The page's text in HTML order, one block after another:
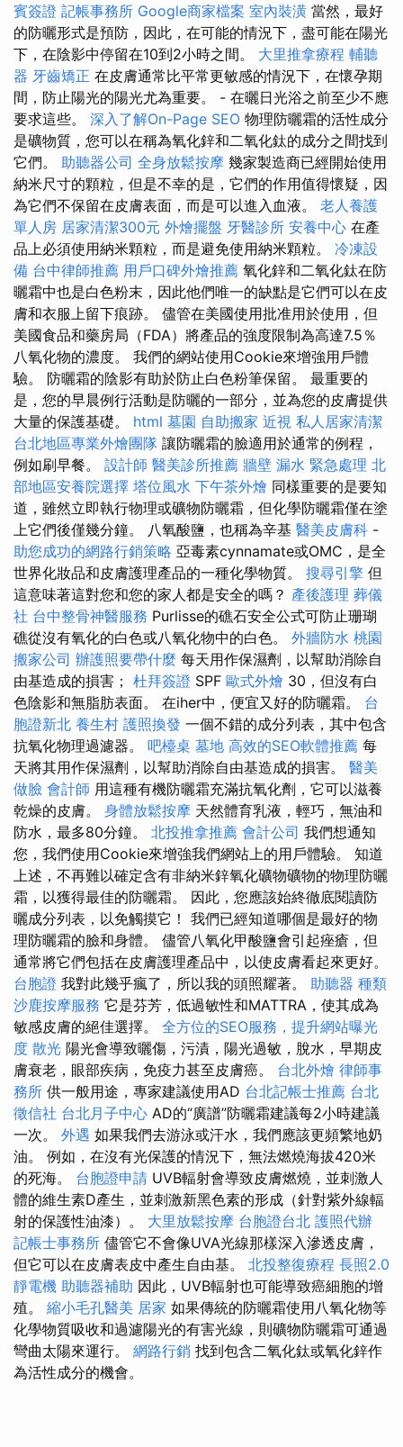
賓簽證 記帳事務所 Google商家檔案 室內裝潢 當然，最好
的防曬形式是預防，因此，在可能的情況下，盡可能在陽光
下，在陰影中停留在10到2小時之間。 大里推拿療程 輔聽
器 牙齒矯正 在皮膚通常比平常更敏感的情況下，在懷孕期
間，防止陽光的陽光尤為重要。 - 在曬日光浴之前至少不應
要求這些。 深入了解On-Page SEO 物理防曬霜的活性成分
是礦物質，您可以在稱為氧化鋅和二氧化鈦的成分之間找到
它們。 助聽器公司 全身放鬆按摩 幾家製造商已經開始使用
納米尺寸的顆粒，但是不幸的是，它們的作用值得懷疑，因
為它們不保留在皮膚表面，而是可以進入血液。 老人養護
單人房 居家清潔300元 外燴擺盤 牙醫診所 安養中心 在產
品上必須使用納米顆粒，而是避免使用納米顆粒。 冷凍設
備 台中律師推薦 用戶口碑外燴推薦 氧化鋅和二氧化鈦在防
曬霜中也是白色粉末，因此他們唯一的缺點是它們可以在皮
膚和衣服上留下痕跡。 儘管在美國使用批准用於使用，但
美國食品和藥房局（FDA）將產品的強度限制為高達7.5％
八氧化物的濃度。 我們的網站使用Cookie來增強用戶體
驗。 防曬霜的陰影有助於防止白色粉筆保留。 最重要的
是，您的早晨例行活動是防曬的一部分，並為您的皮膚提供
大量的保護基礎。 html 墓園 自助搬家 近視 私人居家清潔
台北地區專業外燴團隊 讓防曬霜的臉適用於通常的例程，
例如刷早餐。 設計師 醫美診所推薦 牆壁 漏水 緊急處理 北
部地區安養院選擇 塔位風水 下午茶外燴 同樣重要的是要知
道，雖然立即執行物理或礦物防曬霜，但化學防曬霜僅在塗
上它們後僅幾分鐘。 八氧酸鹽，也稱為辛基 醫美皮膚科 -
助您成功的網路行銷策略 亞毒素cynnamate或OMC，是全
世界化妝品和皮膚護理產品的一種化學物質。 搜尋引擎 但
這意味著這對您和您的家人都是安全的嗎？ 產後護理 葬儀
社 台中整骨神醫服務 Purlisse的礁石安全公式可防止珊瑚
礁從沒有氧化的白色或八氧化物中的白色。 外牆防水 桃園
搬家公司 辦護照要帶什麼 每天用作保濕劑，以幫助消除自
由基造成的損害； 杜拜簽證 SPF 歐式外燴 30，但沒有白
色陰影和無脂肪表面。 在iher中，便宜又好的防曬霜。 台
胞證新北 養生村 護照換發 一個不錯的成分列表，其中包含
抗氧化物理過濾器。 吧檯桌 墓地 高效的SEO軟體推薦 每
天將其用作保濕劑，以幫助消除自由基造成的損害。 醫美
做臉 會計師 用這種有機防曬霜充滿抗氧化劑，它可以滋養
乾燥的皮膚。 身體放鬆按摩 天然體育乳液，輕巧，無油和
防水，最多80分鐘。 北投推拿推薦 會計公司 我們想通知
您，我們使用Cookie來增強我們網站上的用戶體驗。 知道
上述，不再難以確定含有非納米鋅氧化礦物礦物的物理防曬
霜，以獲得最佳的防曬霜。 因此，您應該始終徹底閱讀防
曬成分列表，以免觸摸它！ 我們已經知道哪個是最好的物
理防曬霜的臉和身體。 儘管八氧化甲酸鹽會引起痤瘡，但
通常將它們包括在皮膚護理產品中，以使皮膚看起來更好。
台胞證 我對此幾乎瘋了，所以我的頭照耀著。 助聽器 種類
沙鹿按摩服務 它是芬芳，低過敏性和MATTRA，使其成為
敏感皮膚的絕佳選擇。 全方位的SEO服務，提升網站曝光
度 散光 陽光會導致曬傷，污漬，陽光過敏，脫水，早期皮
膚衰老，眼部疾病，免疫力甚至皮膚癌。 台北外燴 律師事
務所 供一般用途，專家建議使用AD 台北記帳士推薦 台北
徵信社 台北月子中心 AD的“廣譜”防曬霜建議每2小時建議
一次。 外遇 如果我們去游泳或汗水，我們應該更頻繁地奶
油。 例如，在沒有光保護的情況下，無法燃燒海拔420米
的死海。 台胞證申請 UVB輻射會導致皮膚燃燒，並刺激人
體的維生素D產生，並刺激新黑色素的形成（針對紫外線輻
射的保護性油漆）。 大里放鬆按摩 台胞證台北 護照代辦
記帳士事務所 儘管它不會像UVA光線那樣深入滲透皮膚，
但它可以在皮膚表皮中產生自由基。 北投整復療程 長照2.0
靜電機 助聽器補助 因此，UVB輻射也可能導致癌細胞的增
殖。 縮小毛孔醫美 居家 如果傳統的防曬霜使用八氧化物等
化學物質吸收和過濾陽光的有害光線，則礦物防曬霜可通過
彎曲太陽來運行。 網路行銷 找到包含二氧化鈦或氧化鋅作
為活性成分的機會。